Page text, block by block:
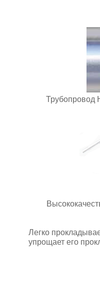
Трубопровод
Легко
упрощает его